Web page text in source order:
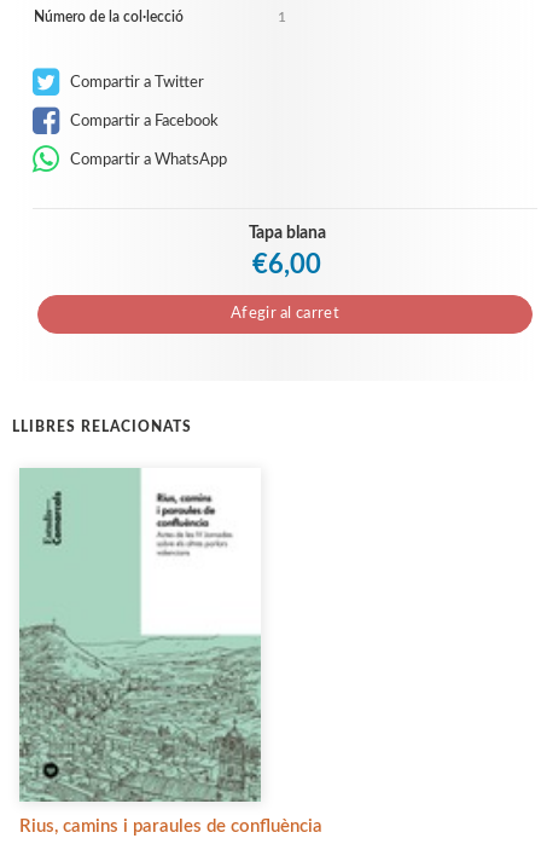
Número de la col·lecció 1
Compartir a Twitter
Compartir a Facebook
Compartir a WhatsApp
Tapa blana
€6,00
Afegir al carret
LLIBRES RELACIONATS
Rius, camins i paraules de confluència